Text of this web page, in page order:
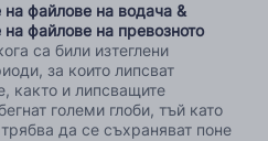
на файлове на водача &
файлове на превозното
са били изтеглени
за които липсват
както и липсващите
големи глоби, тъй като
да се съхраняват поне